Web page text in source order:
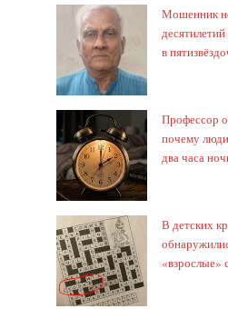
Мошенник
в
Профессор
почему
два часа
В детских
«взрослые»